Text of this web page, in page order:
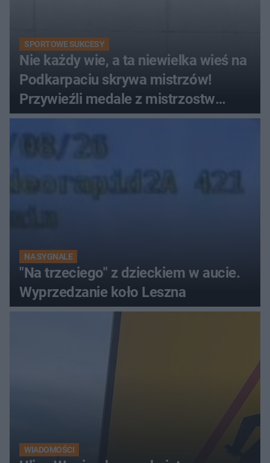
SPORTOWE SUKCESY
Nie każdy wie, a ta niewielka wieś na
Podkarpaciu skrywa mistrzów!
Przywieźli medale z mistrzostw
Europy
NA SYGNALE
"Na trzeciego" z dzieckiem w aucie.
Wyprzedzanie koło Leszna
WIADOMOŚCI